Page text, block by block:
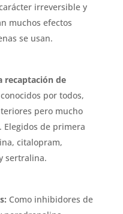
irreversible y
muchos efectos
se usan.
recaptación de
por todos,
pero mucho
Elegidos de primera
citalopram,
sertralina.
Como inhibidores de